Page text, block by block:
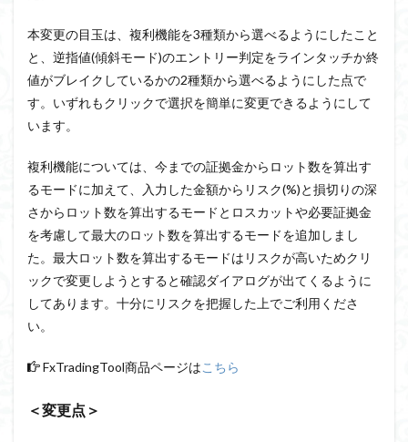
本変更の目玉は、複利機能を3種類から選べるようにしたこと
と、逆指値(傾斜モード)のエントリー判定をラインタッチか終
値がブレイクしているかの2種類から選べるようにした点で
す。いずれもクリックで選択を簡単に変更できるようにして
います。
複利機能については、今までの証拠金からロット数を算出す
るモードに加えて、入力した金額からリスク(%)と損切りの深
さからロット数を算出するモードとロスカットや必要証拠金
を考慮して最大のロット数を算出するモードを追加しまし
た。最大ロット数を算出するモードはリスクが高いためクリ
ックで変更しようとすると確認ダイアログが出てくるように
してあります。十分にリスクを把握した上でご利用くださ
い。
FxTradingTool商品ページはこちら
＜変更点＞